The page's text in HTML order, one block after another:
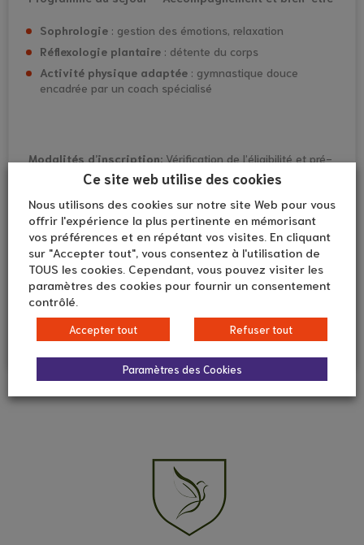
Sophrologie : gestion des émotions, relaxation
Réflexologie plantaire : détente du corps
Activité physique adaptée : gymnastique douce
encadrée par un coach spécialisé
Modalités d’inscription: Vérification de l’éligibilité et pré-
inscriptions par téléphone :
Stéphanie Saffré: 03 53 63 25 01
Estelle Baumhauer : 03 53 63 25 02
Pour toute question, je suis joignable au03 53 63 44 03
Consulter la fiche service
Ce site web utilise des cookies
Nous utilisons des cookies sur notre site Web pour vous
offrir l'expérience la plus pertinente en mémorisant
vos préférences et en répétant vos visites. En cliquant
sur "Accepter tout", vous consentez à l'utilisation de
TOUS les cookies. Cependant, vous pouvez visiter les
paramètres des cookies pour fournir un consentement
contrôlé.
Accepter tout Refuser tout
Paramètres des Cookies